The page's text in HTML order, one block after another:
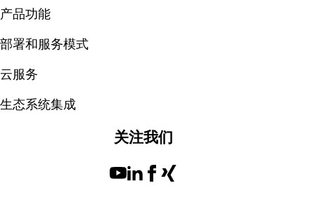
产品功能
部署和服务模式
云服务
生态系统集成
关注我们